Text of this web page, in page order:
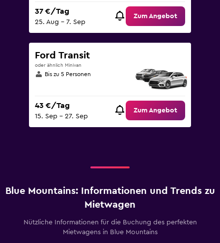
37 €/Tag
25. Aug – 7. Sep
Zum Angebot
Ford Transit
oder ähnlich Minivan
Bis zu 5 Personen
43 €/Tag
15. Sep – 27. Sep
Zum Angebot
Blue Mountains: Informationen und Trends zu
Mietwagen
Nützliche Informationen für die Buchung des perfekten
Mietwagens in Blue Mountains